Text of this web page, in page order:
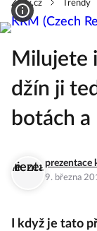
Zeny.cz Trendy
Milujete
džín ji
botách a
prezentace
9. března
I když je tato